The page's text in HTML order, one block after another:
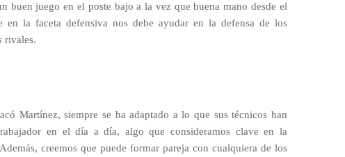
buen juego en el poste bajo a la vez que buena mano desde el
en la faceta defensiva nos debe ayudar en la defensa de los
Martínez, siempre se ha adaptado a lo que sus técnicos han
en el día a día, algo que consideramos clave en la
creemos que puede formar pareja con cualquiera de los